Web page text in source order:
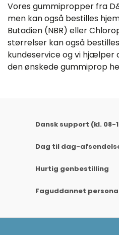
Vores gummipropper fra
men kan også bestilles
Butadien (NBR) eller
størrelser kan også
kundeservice og vi hjælper
den ønskede gummiprop
Dansk support (kl. 08-
Dag til dag-
Hurtig genbestilling
Faguddannet